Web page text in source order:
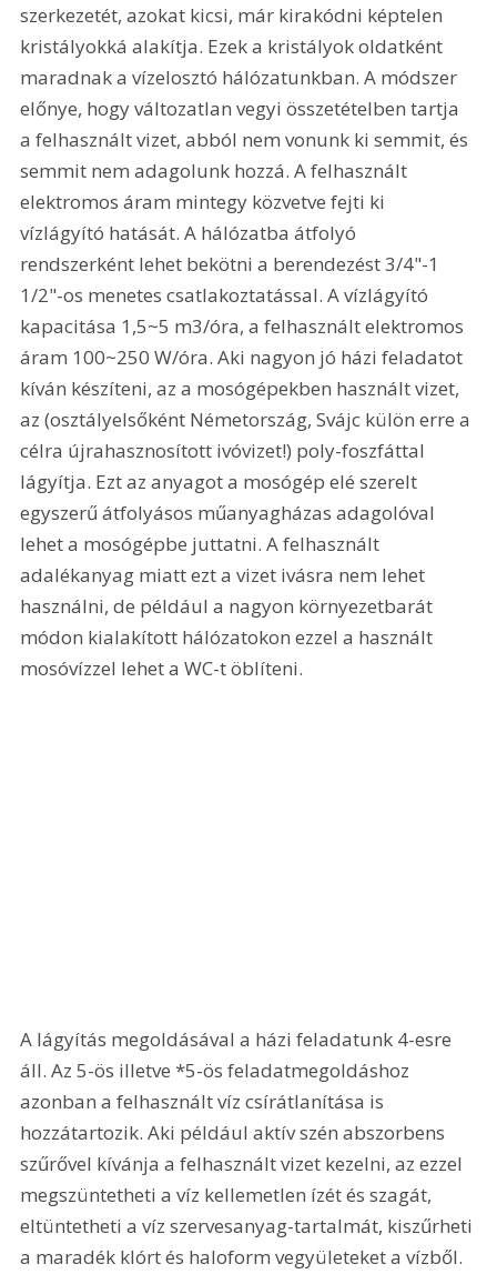
szerkezetét, azokat kicsi, már kirakódni képtelen
kristályokká alakítja. Ezek a kristályok oldatként
maradnak a vízelosztó hálózatunkban. A módszer
előnye, hogy változatlan vegyi összetételben tartja
a felhasznált vizet, abból nem vonunk ki semmit, és
semmit nem adagolunk hozzá. A felhasznált
elektromos áram mintegy közvetve fejti ki
vízlágyító hatását. A hálózatba átfolyó
rendszerként lehet bekötni a berendezést 3/4"-1
1/2"-os menetes csatlakoztatással. A vízlágyító
kapacitása 1,5~5 m3/óra, a felhasznált elektromos
áram 100~250 W/óra. Aki nagyon jó házi feladatot
kíván készíteni, az a mosógépekben használt vizet,
az (osztályelsőként Németország, Svájc külön erre a
célra újrahasznosított ivóvizet!) poly-foszfáttal
lágyítja. Ezt az anyagot a mosógép elé szerelt
egyszerű átfolyásos műanyagházas adagolóval
lehet a mosógépbe juttatni. A felhasznált
adalékanyag miatt ezt a vizet ivásra nem lehet
használni, de például a nagyon környezetbarát
módon kialakított hálózatokon ezzel a használt
mosóvízzel lehet a WC-t öblíteni.
A lágyítás megoldásával a házi feladatunk 4-esre
áll. Az 5-ös illetve *5-ös feladatmegoldáshoz
azonban a felhasznált víz csírátlanítása is
hozzátartozik. Aki például aktív szén abszorbens
szűrővel kívánja a felhasznált vizet kezelni, az ezzel
megszüntetheti a víz kellemetlen ízét és szagát,
eltüntetheti a víz szervesanyag-tartalmát, kiszűrheti
a maradék klórt és haloform vegyületeket a vízből.